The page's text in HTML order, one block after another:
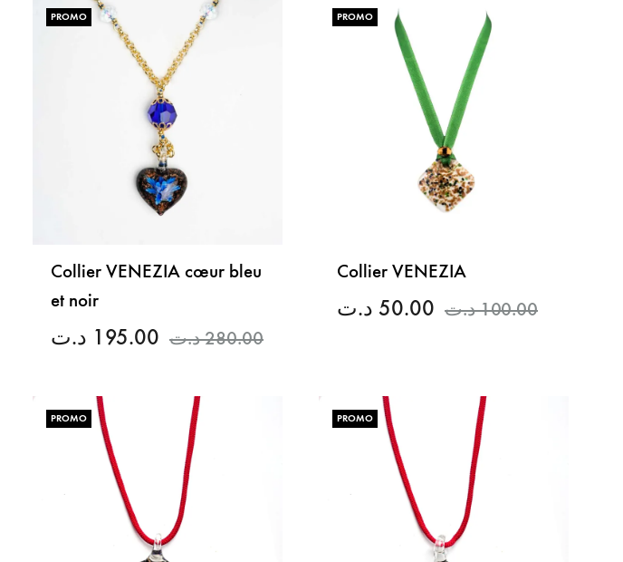
PROMO
Collier VENEZIA cœur bleu
et noir
195.00 د.ت 280.00 د.ت
PROMO
Collier VENEZIA
50.00 د.ت 100.00 د.ت
PROMO PROMO